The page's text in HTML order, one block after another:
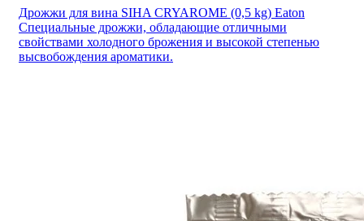
Дрожжи для вина SIHA CRYAROME (0,5 kg) Eaton
Специальные дрожжи, обладающие отличными
свойствами холодного брожения и высокой степенью
высвобождения ароматики.